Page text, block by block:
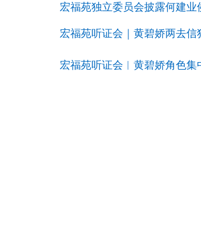
宏福苑独立委员会披露何建
宏福苑听证会｜黄碧娇两去
宏福苑听证会︱黄碧娇角色